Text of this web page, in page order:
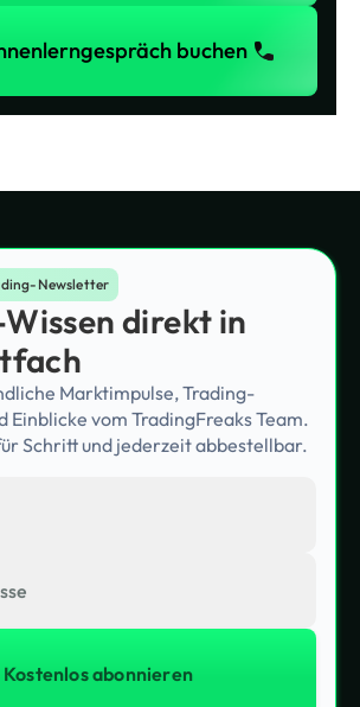
buchen
buchen
Newsletter
direkt in
Marktimpulse, Trading-
Einblicke vom TradingFreaks Team.
Schritt und jederzeit abbestellbar.